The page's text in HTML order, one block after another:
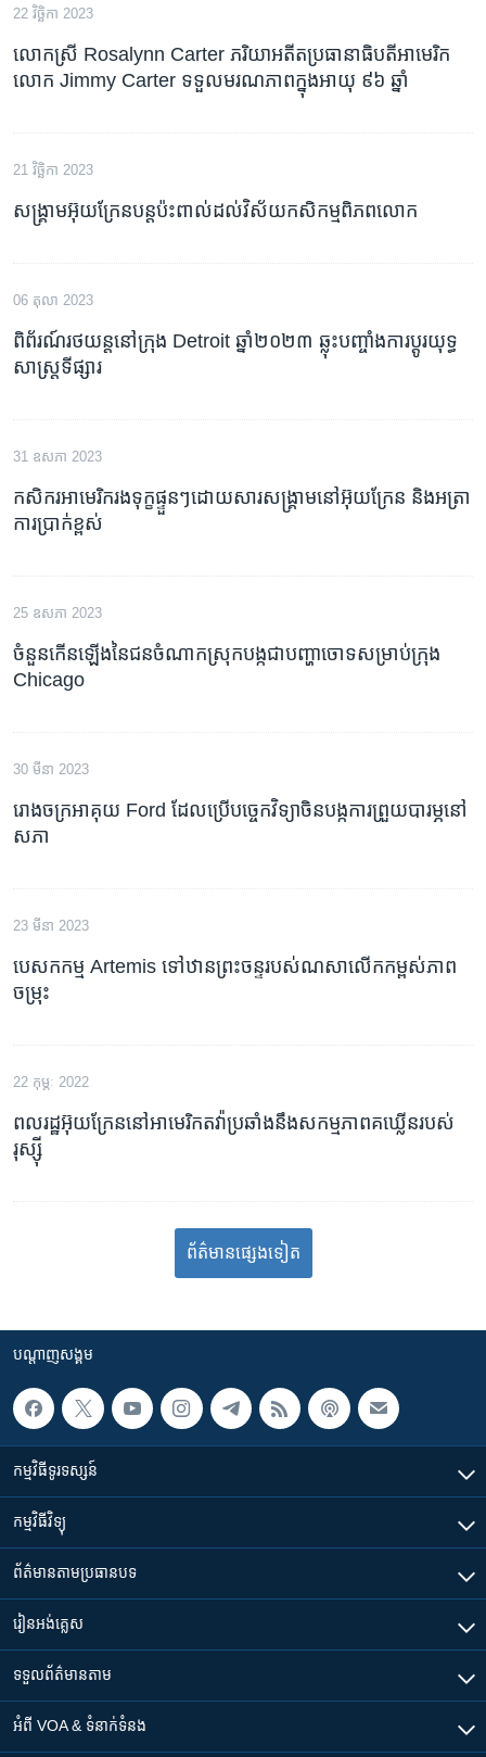
22 វិច្ឆិកា 2023
លោកស្រី Rosalynn Carter ភរិយា​អតីត​ប្រធានាធិបតី​អាមេរិក​
លោក Jimmy Carter ទទួល​មរណភាព​ក្នុង​អាយុ ៩៦ ឆ្នាំ
21 វិច្ឆិកា 2023
សង្គ្រាម​អ៊ុយក្រែន​បន្ត​ប៉ះពាល់​ដល់​វិស័យ​កសិកម្ម​ពិភពលោក
06 តុលា 2023
ពិព័រណ៍រថយន្តនៅក្រុង Detroit ឆ្នាំ២០២៣ ឆ្លុះបញ្ចាំងការប្តូរយុទ្ធ
សាស្ត្រទីផ្សារ
31 ឧសភា 2023
កសិករ​អាមេរិក​រងទុក្ខ​ផ្ទួនៗ​ដោយសារ​សង្គ្រាម​នៅ​អ៊ុយក្រែន​ និង​អត្រា​
ការប្រាក់​ខ្ពស់
25 ឧសភា 2023
ចំនួន​កើនឡើង​នៃ​ជន​ចំណាកស្រុក​បង្ក​ជា​បញ្ហា​ចោទ​សម្រាប់​ក្រុង
Chicago
30 មីនា 2023
រោងចក្រ​អាគុយ​ Ford ដែល​ប្រើ​បច្ចេកវិទ្យា​ចិន​បង្ក​ការ​ព្រួយបារម្ភ​នៅ​
សភា
23 មីនា 2023
បេសកកម្ម​ Artemis ទៅ​ឋានព្រះចន្ទ​របស់​ណសា​លើក​កម្ពស់​​ភាព​
ចម្រុះ
22 កុម្ភៈ 2022
ពលរដ្ឋ​អ៊ុយក្រែន​នៅ​អាមេរិក​តវ៉ា​ប្រឆាំង​នឹង​សកម្មភាព​គឃ្លើន​របស់​
រុស្ស៊ី
ព័ត៌មាន​​​​​​ផ្សេង​​​ទៀត
បណ្តាញ​សង្គម
កម្មវិធី​ទូរទស្សន៍
កម្មវិធី​វិទ្យុ
ព័ត៌មាន​តាមប្រធានបទ​
រៀន​​អង់គ្លេស
ទទួល​ព័ត៌មាន​តាម
អំពី​ VOA & ទំនាក់ទំនង